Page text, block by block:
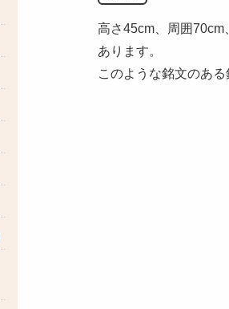
高さ45cm、周囲
あります。
このような銘文のあ